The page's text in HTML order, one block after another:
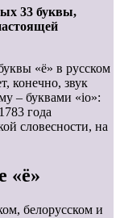
33 буквы,
«ё» в русском
конечно, звук
– буквами «iо»:
года
словесности, на
«ё»
белорусском и